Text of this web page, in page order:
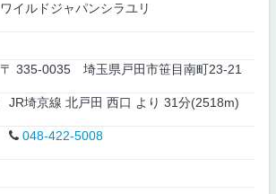
ワイルドジャパンシラユリ
〒 335-0035 埼玉県戸田市笹目南町23-21
JR埼京線 北戸田 西口 より 31分(2518m)
048-422-5008